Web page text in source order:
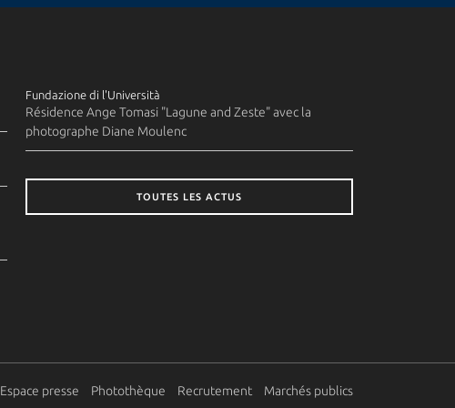
Fundazione di l'Università
Résidence Ange Tomasi "Lagune and Zeste" avec la
photographe Diane Moulenc
TOUTES LES ACTUS
Espace presse Photothèque Recrutement Marchés publics